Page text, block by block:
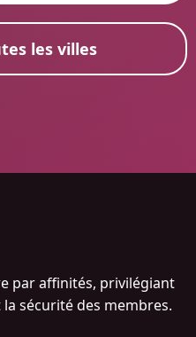
les villes
par affinités, privilégiant
sécurité des membres.